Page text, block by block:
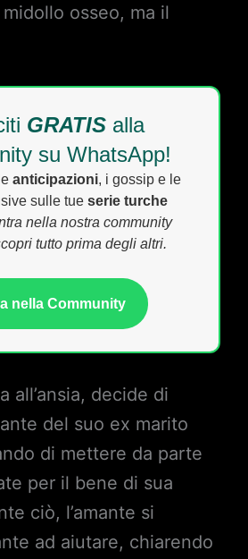
osseo, ma il
GRATISalla
su WhatsApp!
anticipazioni, i gossip e le
sulle tue serie turche
nella nostra community
tutto prima degli altri.
nella Community
all’ansia, decide di
del suo ex marito
di mettere da parte
per il bene di sua
ciò, l’amante si
ad aiutare, chiarendo